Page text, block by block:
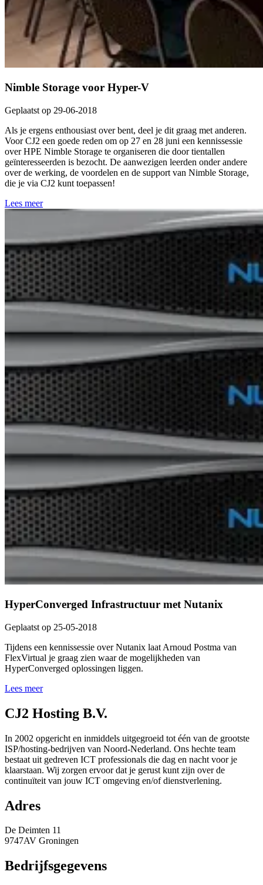
Nimble Storage voor Hyper-V
Geplaatst op 29-06-2018
Als je ergens enthousiast over bent, deel je dit graag met anderen.
Voor CJ2 een goede reden om op 27 en 28 juni een kennissessie
over HPE Nimble Storage te organiseren die door tientallen
geïnteresseerden is bezocht. De aanwezigen leerden onder andere
over de werking, de voordelen en de support van Nimble Storage,
die je via CJ2 kunt toepassen!
Lees meer
HyperConverged Infrastructuur met Nutanix
Geplaatst op 25-05-2018
Tijdens een kennissessie over Nutanix laat Arnoud Postma van
FlexVirtual je graag zien waar de mogelijkheden van
HyperConverged oplossingen liggen.
Lees meer
CJ2 Hosting B.V.
In 2002 opgericht en inmiddels uitgegroeid tot één van de grootste
ISP/hosting-bedrijven van Noord-Nederland. Ons hechte team
bestaat uit gedreven ICT professionals die dag en nacht voor je
klaarstaan. Wij zorgen ervoor dat je gerust kunt zijn over de
continuïteit van jouw ICT omgeving en/of dienstverlening.
Adres
De Deimten 11
9747AV Groningen
Bedrijfsgegevens